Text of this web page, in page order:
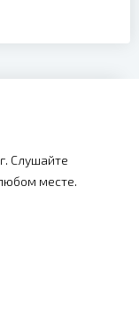
Слушайте
месте.